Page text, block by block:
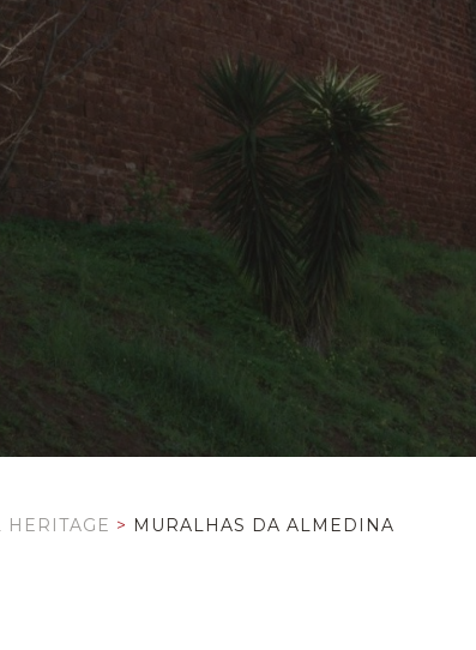
HERITAGE > MURALHAS DA ALMEDINA